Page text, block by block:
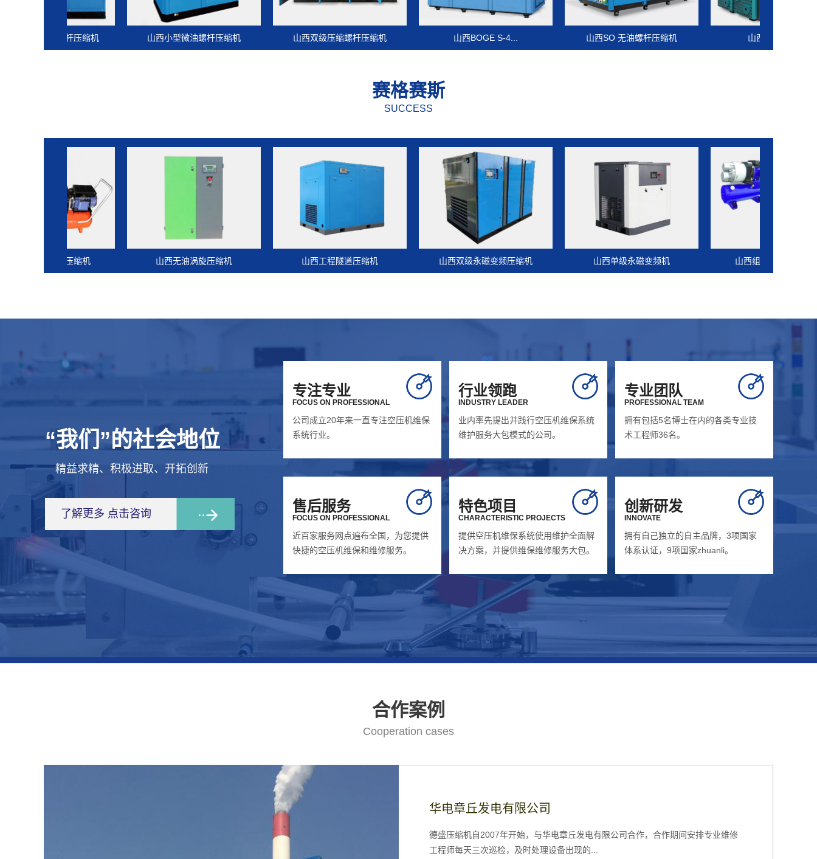
山西小型微油螺杆压缩机 山西双级压缩螺杆压缩机 山西BOGE S-4... 山西SO 无油螺杆压缩机 山西离心压缩机
赛格赛斯
SUCCESS
山西无油涡旋压缩机 山西工程隧道压缩机 山西双级永磁变频压缩机 山西单级永磁变频机 山西组合式小型压缩机
“我们”的社会地位
精益求精、积极进取、开拓创新
了解更多 点击咨询
专注专业
FOCUS ON PROFESSIONAL
公司成立20年来一直专注空压机维保
系统行业。
行业领跑
INDUSTRY LEADER
业内率先提出并践行空压机维保系统
维护服务大包模式的公司。
专业团队
PROFESSIONAL TEAM
拥有包括5名博士在内的各类专业技
术工程师36名。
售后服务
FOCUS ON PROFESSIONAL
近百家服务网点遍布全国，为您提供
快捷的空压机维保和维修服务。
特色项目
CHARACTERISTIC PROJECTS
提供空压机维保系统使用维护全面解
决方案，并提供维保维修服务大包。
创新研发
INNOVATE
拥有自己独立的自主品牌，3项国家
体系认证，9项国家zhuanli。
合作案例
Cooperation cases
华电新乡发电有限公司空压...
华电章丘发电有限公司
华电漯河发电有限公司
济南德盛压缩机设备有限公司是华电漯河发电有限公司2019年度、2020年度空压机
维护保养单位，该公司驻厂工程师技术...
华电青岛发电有限公司化水...